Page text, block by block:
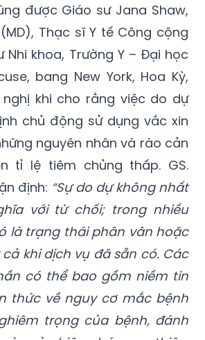
được Giáo sư Jana Shaw,
Thạc sĩ Y tế Công cộng
Nhi khoa, Trường Y – Đại học
bang New York, Hoa Kỳ,
khi cho rằng việc do dự
chủ động sử dụng vắc xin
nguyên nhân và rào cản
tỉ lệ tiêm chủng thấp. GS.
định: “Sự do dự không nhất
với từ chối; trong nhiều
là trạng thái phân vân hoặc
khi dịch vụ đã sẵn có. Các
có thể bao gồm niềm tin
thức về nguy cơ mắc bệnh
trọng của bệnh, đánh